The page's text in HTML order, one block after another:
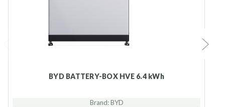
BYD BATTERY-BOX HVE 6.4 kWh
Brand: BYD